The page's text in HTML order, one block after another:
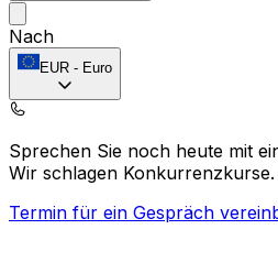
Nach
EUR - Euro
Sprechen Sie noch heute mit
Wir schlagen Konkurrenzkurse.
Termin für ein Gespräch